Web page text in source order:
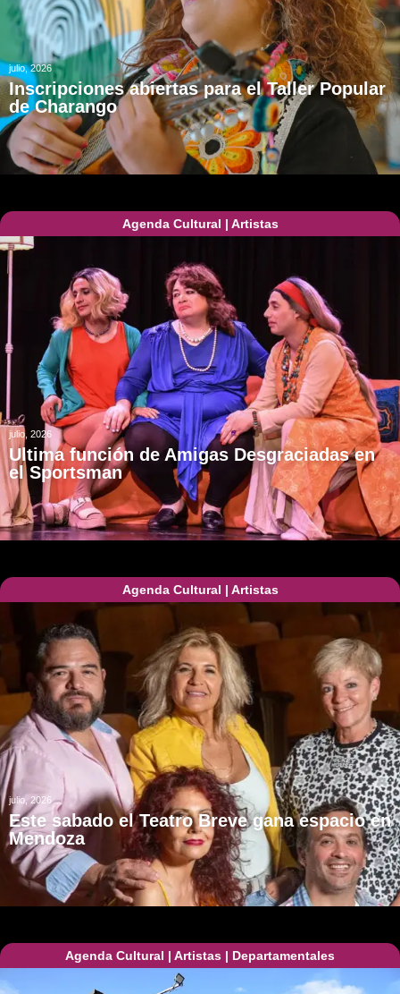
julio, 2026
Inscripciones abiertas para el Taller Popular
de Charango
Agenda Cultural | Artistas
julio, 2026
Ultima función de Amigas Desgraciadas en
el Sportsman
Agenda Cultural | Artistas
julio, 2026
Este sabado el Teatro Breve gana espacio en
Mendoza
Agenda Cultural | Artistas | Departamentales